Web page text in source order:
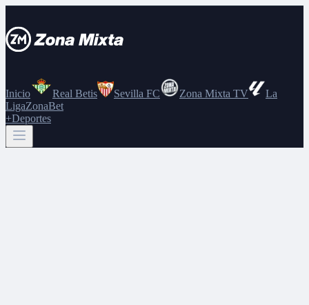
Inicio Real Betis Sevilla FC Zona Mixta TV
La
LigaZonaBet
+Deportes